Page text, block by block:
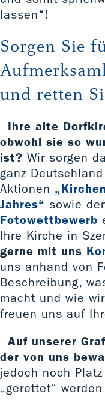
lassen“!
Sorgen Sie
und retten
Ihre alte
obwohl sie so
ist? Wir sorgen
ganz
Aktionen
Jahres“ sowie
Fotowettbewerb
Ihre Kirche in
gerne mit uns
uns anhand von
Beschreibung,
macht und wie
freuen uns auf
Auf unserer
der von uns
jedoch noch
„gerettet“